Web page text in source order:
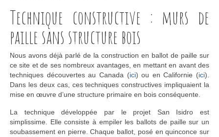
Technique constructive : murs de
paille sans structure bois
Nous avons déjà parlé de la construction en ballot de paille sur
ce site et de ses nombreux avantages, en mettant en avant des
techniques découvertes au Canada (ici) ou en Californie (ici).
Dans les deux cas, ces techniques constructives impliquaient la
mise en œuvre d’une structure primaire en bois conséquente.
La technique développée par le projet San Isidro est
simplissime. Elle consiste à empiler les ballots de paille sur un
soubassement en pierre. Chaque ballot, posé en quinconce sur